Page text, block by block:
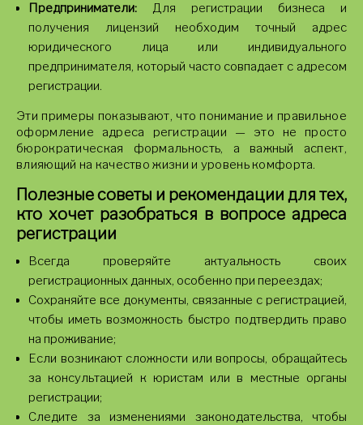
Предприниматели: Для регистрации бизнеса и
получения лицензий необходим точный адрес
юридического лица или индивидуального
предпринимателя, который часто совпадает с адресом
регистрации.
Эти примеры показывают, что понимание и правильное
оформление адреса регистрации — это не просто
бюрократическая формальность, а важный аспект,
влияющий на качество жизни и уровень комфорта.
Полезные советы и рекомендации для тех,
кто хочет разобраться в вопросе адреса
регистрации
Всегда проверяйте актуальность своих
регистрационных данных, особенно при переездах;
Сохраняйте все документы, связанные с регистрацией,
чтобы иметь возможность быстро подтвердить право
на проживание;
Если возникают сложности или вопросы, обращайтесь
за консультацией к юристам или в местные органы
регистрации;
Следите за изменениями законодательства, чтобы